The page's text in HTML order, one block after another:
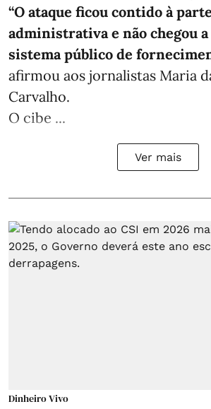
“O ataque ficou contido à parte
administrativa e não chegou
sistema público de
afirmou aos jornalistas Maria
Carvalho.
O cibe ...
Ver mais
Dinheiro Vivo